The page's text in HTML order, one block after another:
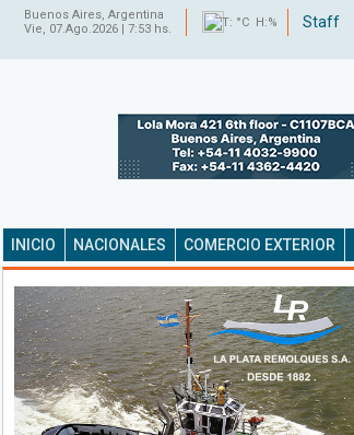
Buenos Aires, Argentina
Vie, 07.Ago.2026 | 7:53 hs.
T: °C H:% Staff
INICIO NACIONALES COMERCIO EXTERIOR